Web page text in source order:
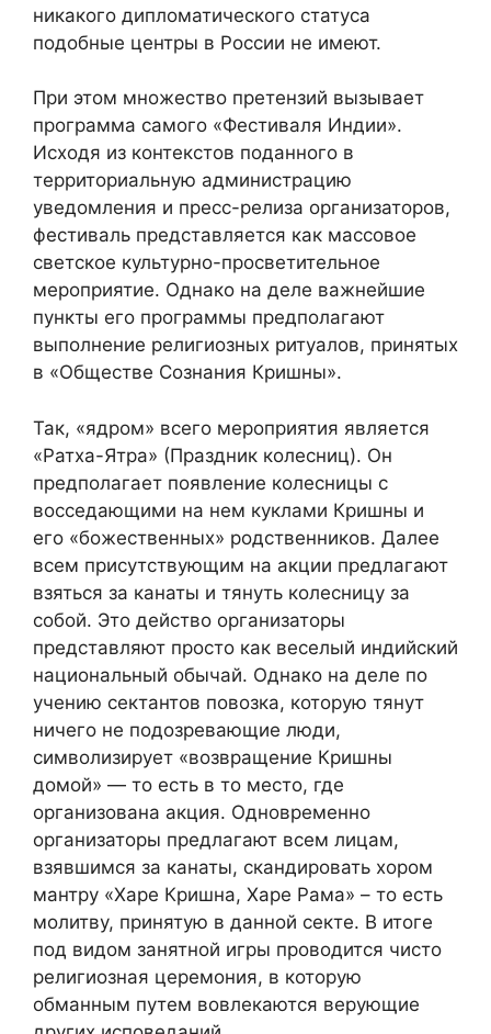
никакого дипломатического статуса
подобные центры в России не имеют.
При этом множество претензий вызывает
программа самого «Фестиваля Индии».
Исходя из контекстов поданного в
территориальную администрацию
уведомления и пресс-релиза организаторов,
фестиваль представляется как массовое
светское культурно-просветительное
мероприятие. Однако на деле важнейшие
пункты его программы предполагают
выполнение религиозных ритуалов, принятых
в «Обществе Сознания Кришны».
Так, «ядром» всего мероприятия является
«Ратха-Ятра» (Праздник колесниц). Он
предполагает появление колесницы с
восседающими на нем куклами Кришны и
его «божественных» родственников. Далее
всем присутствующим на акции предлагают
взяться за канаты и тянуть колесницу за
собой. Это действо организаторы
представляют просто как веселый индийский
национальный обычай. Однако на деле по
учению сектантов повозка, которую тянут
ничего не подозревающие люди,
символизирует «возвращение Кришны
домой» — то есть в то место, где
организована акция. Одновременно
организаторы предлагают всем лицам,
взявшимся за канаты, скандировать хором
мантру «Харе Кришна, Харе Рама» – то есть
молитву, принятую в данной секте. В итоге
под видом занятной игры проводится чисто
религиозная церемония, в которую
обманным путем вовлекаются верующие